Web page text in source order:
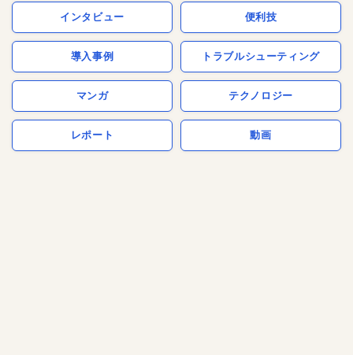
インタビュー 便利技
導入事例 トラブルシューティング
マンガ テクノロジー
レポート 動画